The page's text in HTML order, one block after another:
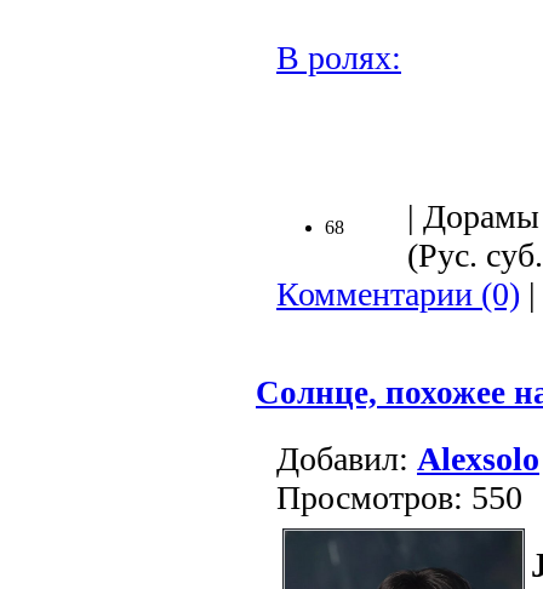
В ролях:
68
|
(Рус.
Комментарии (0) |
Солнце, похожее
Добавил: Alexsolo
Просмотров: 550